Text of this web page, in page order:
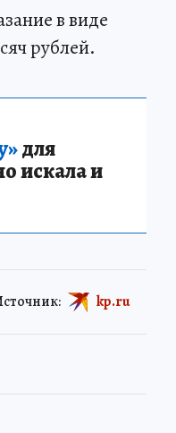
в виде
рублей.
для
искала и
kp.ru